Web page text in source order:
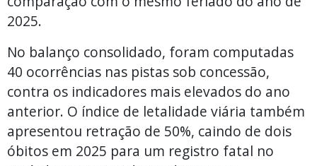
2025.
No balanço consolidado, foram computadas
40 ocorrências nas pistas sob concessão,
contra os indicadores mais elevados do ano
anterior. O índice de letalidade viária também
apresentou retração de 50%, caindo de dois
óbitos em 2025 para um registro fatal no